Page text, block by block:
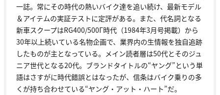
一誌。常にその時代の熱いバイク達を追い続け、最新モデル
＆アイテムの実証テストに定評がある。また、代名詞となる
新車スクープはRG400/500Γ時代（1984年3月号掲載）から
30年以上続いている名物企画で、業界内の生情報を独自追跡
したものが主となっている。メイン読者層は50代とそのジュ
ニア世代となる20代。ブランドタイトルの“ヤング”という単
語はさすがに時代錯誤とはなったが、信条はバイク乗りの多
くが持ち合わせている“ヤング・アット・ハート”だ。